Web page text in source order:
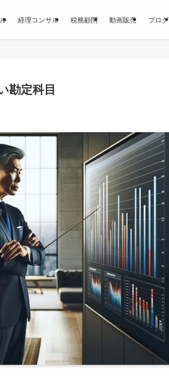
経理コンサル 税務顧問 動画販売 ブログ
勘定科目